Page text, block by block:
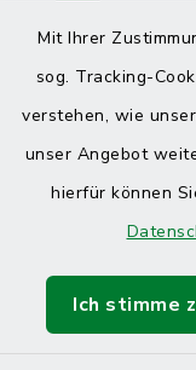
Mit Ihrer
sog. Tracking-
verstehen, wie
unser Angebot
hierfür können
Ich stimme